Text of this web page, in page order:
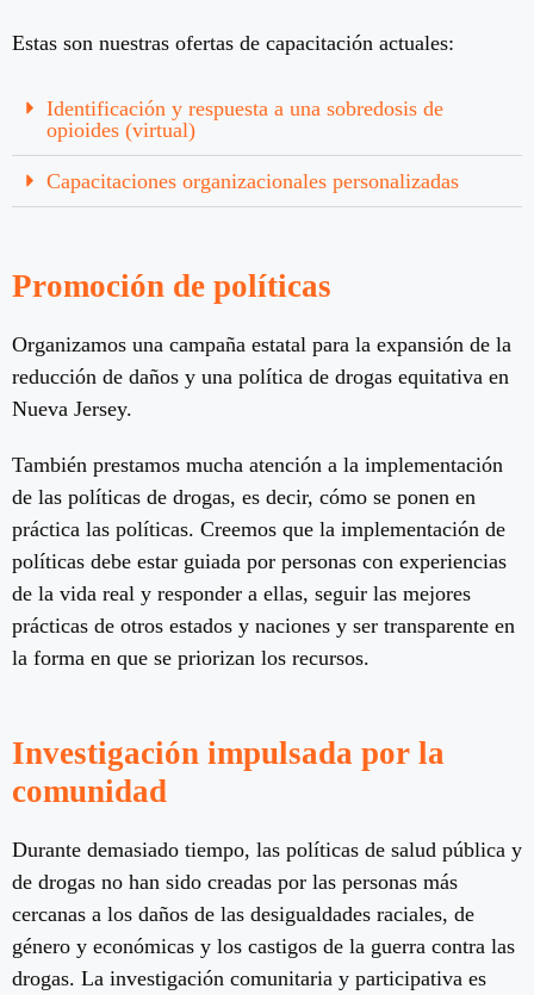
Estas son nuestras ofertas de capacitación actuales:
Identificación y respuesta a una sobredosis de
opioides (virtual)
Capacitaciones organizacionales personalizadas
Promoción de políticas
Organizamos una campaña estatal para la expansión de la
reducción de daños y una política de drogas equitativa en
Nueva Jersey.
También prestamos mucha atención a la implementación
de las políticas de drogas, es decir, cómo se ponen en
práctica las políticas. Creemos que la implementación de
políticas debe estar guiada por personas con experiencias
de la vida real y responder a ellas, seguir las mejores
prácticas de otros estados y naciones y ser transparente en
la forma en que se priorizan los recursos.
Investigación impulsada por la
comunidad
Durante demasiado tiempo, las políticas de salud pública y
de drogas no han sido creadas por las personas más
cercanas a los daños de las desigualdades raciales, de
género y económicas y los castigos de la guerra contra las
drogas. La investigación comunitaria y participativa es